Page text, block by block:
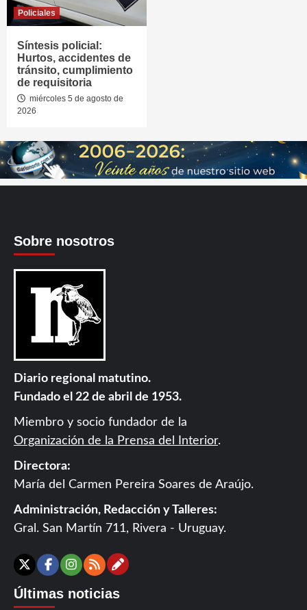
Policiales
Síntesis policial:
Hurtos, accidentes de
tránsito, cumplimiento
de requisitoria
miércoles 5 de agosto de
2026
Sobre nosotros
Diario regional matutino.
Fundado el 22 de abril de 1953.
Miembro y socio fundador de la
Organización de la Prensa del Interior.
Directora:
María del Carmen Pereira Soares de Araújo.
Administración, Redacción y Talleres:
Gral. San Martín 711, Rivera - Uruguay.
X Facebook
Instagram
RSSContáctanos
Últimas noticias